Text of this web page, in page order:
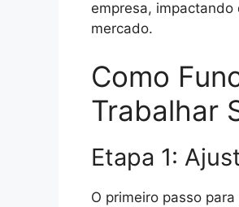
empresa,
mercado.
Como
Trabalhar
Etapa 1:
O primeiro passo